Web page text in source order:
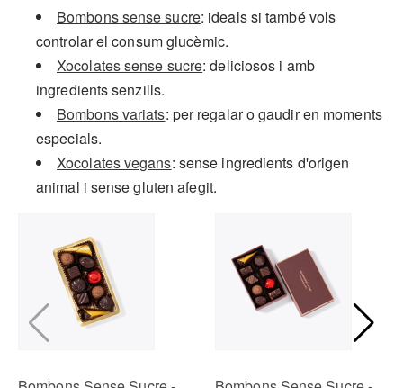
Bombons sense sucre: ideals si també vols
controlar el consum glucèmic.
Xocolates sense sucre: deliciosos i amb
ingredients senzills.
Bombons variats: per regalar o gaudir en moments
especials.
Xocolates vegans: sense ingredients d'origen
animal i sense gluten afegit.